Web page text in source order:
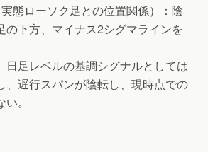
実態ローソク足との位置関係）：陰
の下方、マイナス2シグマラインを
日足レベルの基調シグナルとしては
、遅行スパンが陰転し、現時点での
。